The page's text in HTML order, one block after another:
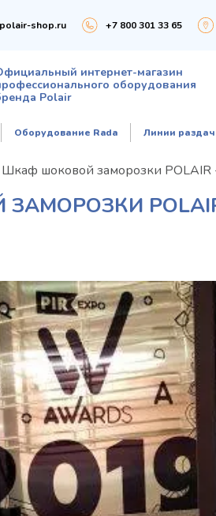
shop.ru +7 800 301 33 65
интернет-магазин
оборудования
Polair
Оборудование Rada Линии
Шкаф шоковой заморозки POLAIR
POLAIR